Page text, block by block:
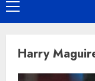
Primary
Menu
Harry